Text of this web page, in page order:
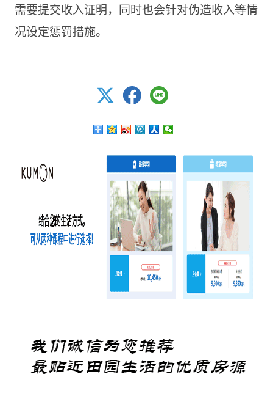
需要提交收入证明，同时也会针对伪造收入等情
况设定惩罚措施。